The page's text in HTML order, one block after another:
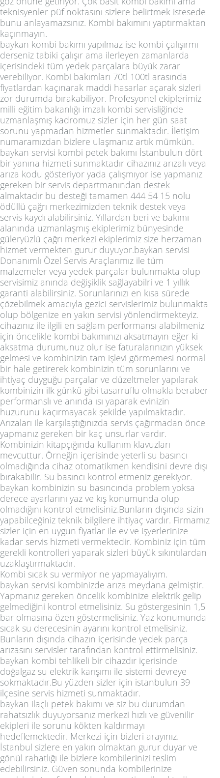
teknisyenler püf noktasını sizlere belirtmek istesede
bunu anlayamazsınız. Kombi bakımını yaptırmaktan
kaçınmayın.
baykan kombi bakımı yapılmaz ise kombi çalışırmı
derseniz tabiki çalışır ama ilerleyen zamanlarda
içerisindeki tüm yedek parçalara büyük zarar
verebiliyor. Kombi bakımları 70tl 100tl arasında
fiyatlardan kaçınarak maddi hasarlar açarak sizleri
zor durumda bırakabiliyor. Profesyonel ekiplerimiz
milli eğitim bakanlığı imzalı kombi servisliğinde
uzmanlaşmış kadromuz sizler için her gün saat
sorunu yapmadan hizmetler sunmaktadır. İletişim
numaramızdan bizlere ulaşmanız artık mümkün.
baykan servisi kombi petek bakımı İstanbulun dört
bir yanına hizmeti sunmaktadır cihazınız arızalı veya
arıza kodu gösteriyor yada çalışmıyor ise yapmanız
gereken bir servis departmanından destek
almaktadır bu desteği tamamen 444 54 15 nolu
ödüllü çağrı merkezimizden teknik destek veya
servis kaydı alabilirsiniz. Yıllardan beri ve bakımı
alanında uzmanlaşmış ekiplerimiz bünyesinde
güleryüzlü çağrı merkezi ekiplerimiz size herzaman
hizmet vermekten gurur duyuyor.baykan servisi
Donanımlı Özel Servis Araçlarımız ile tüm
malzemeler veya yedek parçalar bulunmakta olup
servisimiz anında değişiklik sağlayabilri ve 1 yıllık
garanti alabilirsiniz. Sorunlarınızı en kısa sürede
çözebilmek amacıyla gezici servislerimiz bulunmakta
olup bölgenize en yakın servisi yönlendirmekteyiz.
cihazınız ile ilgili en sağlam performansı alabilmeniz
için öncelikle kombi bakımınızı aksatmayın eğer ki
aksatma durumunuz olur ise faturalarınızın yüksek
gelmesi ve kombinizin tam işlevi görmemesi normal
bir hale getirerek kombinizin tüm sorunlarını ve
ihtiyaç duyguğu parçalar ve düzeltmeler yapılarak
kombinizin ilk günkü gibi tasarruflu olmakla beraber
performanslı ve anında ısı yaparak evinizin
huzurunu kaçırmayacak şekilde yapılmaktadır.
Arızaları ile karşılaştığınızda servis çağırmadan önce
yapmanız gereken bir kaç unsurlar vardır.
Kombinizin kitapçığında kullanım klavuzları
mevcuttur. Örneğin içerisinde yeterli su basıncı
olmadığında cihaz otomatikmen kendisini devre dışı
bırakabilir. Su basıncı kontrol etmeniz gerekiyor.
baykan kombinizin su basıncında problem yoksa
derece ayarlarını yaz ve kış konumunda olup
olmadığını kontrol etmelisiniz.Bunların dışında sizin
yapabilceğiniz teknik bilgilere ihtiyaç vardır. Firmamız
sizler için en uygun fiyatlar ile ev ve işyerlerinize
kadar servis hizmeti vermektedir. Kombiniz için tüm
gerekli kontrolleri yaparak sizleri büyük sıkıntılardan
uzaklaştırmaktadır.
Kombi sıcak su vermiyor ne yapmayalıyım.
baykan servisi kombinizde arıza meydana gelmiştir.
Yapmanız gereken öncelik kombinize elektrik gelip
gelmediğini kontrol etmelisiniz. Su göstergesinin 1,5
bar olmasına özen göstermelisiniz. Yaz konumunda
sıcak su derecesinin ayarını kontrol etmelisiniz.
Bunların dışında cihazın içerisinde yedek parça
arızasını servisler tarafından kontrol ettirmelisiniz.
baykan kombi tehlikeli bir cihazdır içerisinde
doğalgaz su elektrik karışımı ile sistemi devreye
sokmaktadır.Bu yüzden sizler için istanbulun 39
ilçesine servis hizmeti sunmaktadır.
baykan ilaçlı petek bakımı ve siz bu durumdan
rahatsızlık duyuyorsanız merkezi hızlı ve güvenilir
ekipleri ile sorunu kökten kaldırmayı
hedeflemektedir. Merkezi için bizleri arayınız.
İstanbul sizlere en yakın olmaktan gurur duyar ve
gönül rahatlığı ile bizlere kombilerinizi teslim
edebilirsiniz. Güven sonunda kombilerinize